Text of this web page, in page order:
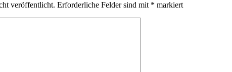
veröffentlicht. Erforderliche Felder sind mit * markiert